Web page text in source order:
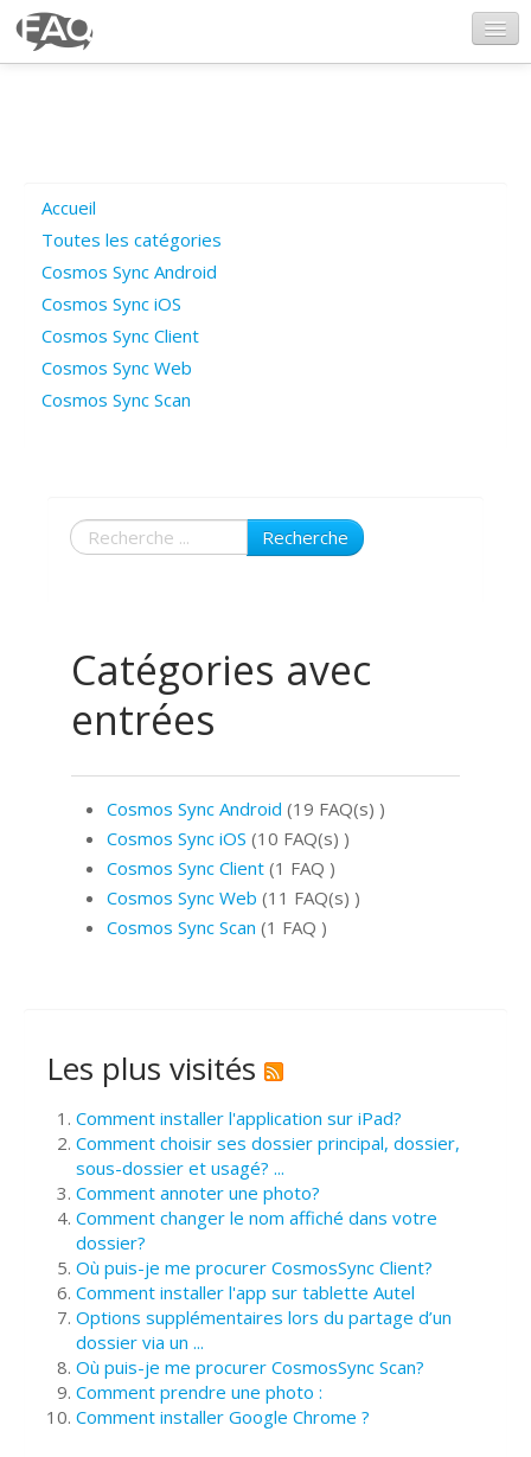
Poser une question
Questions ouvertes
Connexion
Accueil
Toutes les catégories
Cosmos Sync Android
Cosmos Sync iOS
Cosmos Sync Client
Cosmos Sync Web
Cosmos Sync Scan
Recherche
Catégories avec
entrées
Cosmos Sync Android (19 FAQ(s) )
Cosmos Sync iOS (10 FAQ(s) )
Cosmos Sync Client (1 FAQ )
Cosmos Sync Web (11 FAQ(s) )
Cosmos Sync Scan (1 FAQ )
Les plus visités
Comment installer l'application sur iPad?
Comment choisir ses dossier principal, dossier,
sous-dossier et usagé? ...
Comment annoter une photo?
Comment changer le nom affiché dans votre
dossier?
Où puis-je me procurer CosmosSync Client?
Comment installer l'app sur tablette Autel
Options supplémentaires lors du partage d’un
dossier via un ...
Où puis-je me procurer CosmosSync Scan?
Comment prendre une photo :
Comment installer Google Chrome ?